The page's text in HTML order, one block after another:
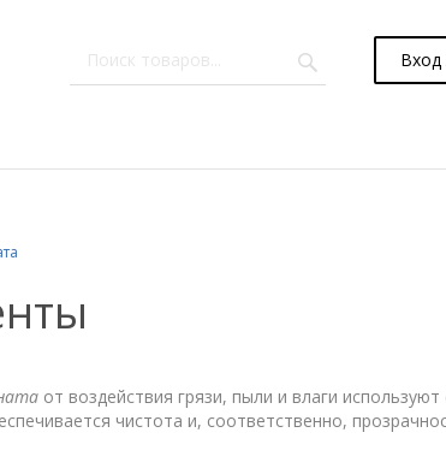
Вход
от воздействия грязи, пыли и влаги используют
чистота и, соответственно,